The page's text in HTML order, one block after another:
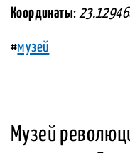
Координаты:
#музей
Музей